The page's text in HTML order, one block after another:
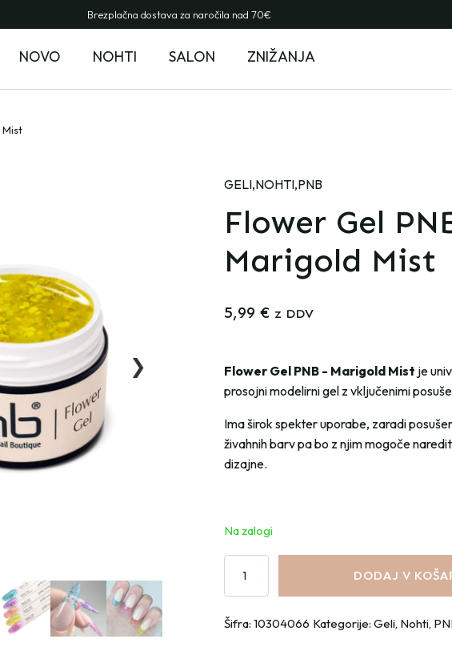
Brezplačna dostava za naročila nad 70€
NOVO NOHTI SALON ZNIŽANJA
Mist
❯
GELI,NOHTI,PNB
Flower Gel
Marigold Mist
5,99 € z DDV
Flower Gel PNB - Marigold Mist je
prosojni modelirni gel z vključenimi
Ima širok spekter uporabe, zaradi
živahnih barv pa bo z njim mogoče
dizajne.
Na zalogi
Flower
-
DODAJ V
Šifra: 10304066 Kategorije: Geli, Nohti,